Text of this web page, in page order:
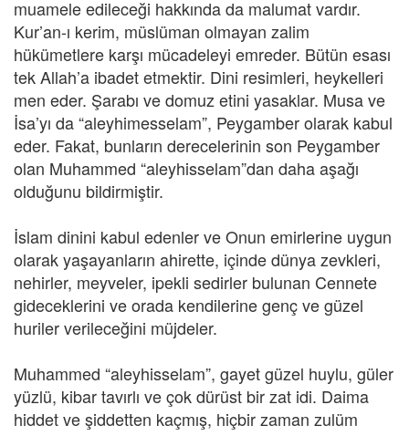
muamele edileceği hakkında da malumat vardır.
Kur’an-ı kerim, müslüman olmayan zalim
hükümetlere karşı mücadeleyi emreder. Bütün esası
tek Allah’a ibadet etmektir. Dini resimleri, heykelleri
men eder. Şarabı ve domuz etini yasaklar. Musa ve
İsa’yı da “aleyhimesselam”, Peygamber olarak kabul
eder. Fakat, bunların derecelerinin son Peygamber
olan Muhammed “aleyhisselam”dan daha aşağı
olduğunu bildirmiştir.
İslam dinini kabul edenler ve Onun emirlerine uygun
olarak yaşayanların ahirette, içinde dünya zevkleri,
nehirler, meyveler, ipekli sedirler bulunan Cennete
gideceklerini ve orada kendilerine genç ve güzel
huriler verileceğini müjdeler.
Muhammed “aleyhisselam”, gayet güzel huylu, güler
yüzlü, kibar tavırlı ve çok dürüst bir zat idi. Daima
hiddet ve şiddetten kaçmış, hiçbir zaman zulüm